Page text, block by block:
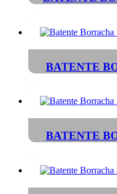
BATENTE
BATENTE